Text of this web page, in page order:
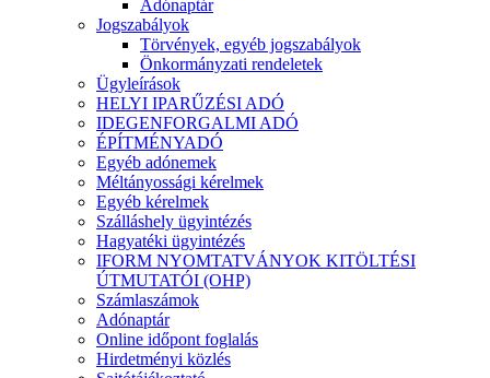
Adónaptár
Jogszabályok
Törvények, egyéb jogszabályok
Önkormányzati rendeletek
Ügyleírások
HELYI IPARŰZÉSI ADÓ
IDEGENFORGALMI ADÓ
ÉPÍTMÉNYADÓ
Egyéb adónemek
Méltányossági kérelmek
Egyéb kérelmek
Szálláshely ügyintézés
Hagyatéki ügyintézés
IFORM NYOMTATVÁNYOK KITÖLTÉSI
ÚTMUTATÓI (OHP)
Számlaszámok
Adónaptár
Online időpont foglalás
Hirdetményi közlés